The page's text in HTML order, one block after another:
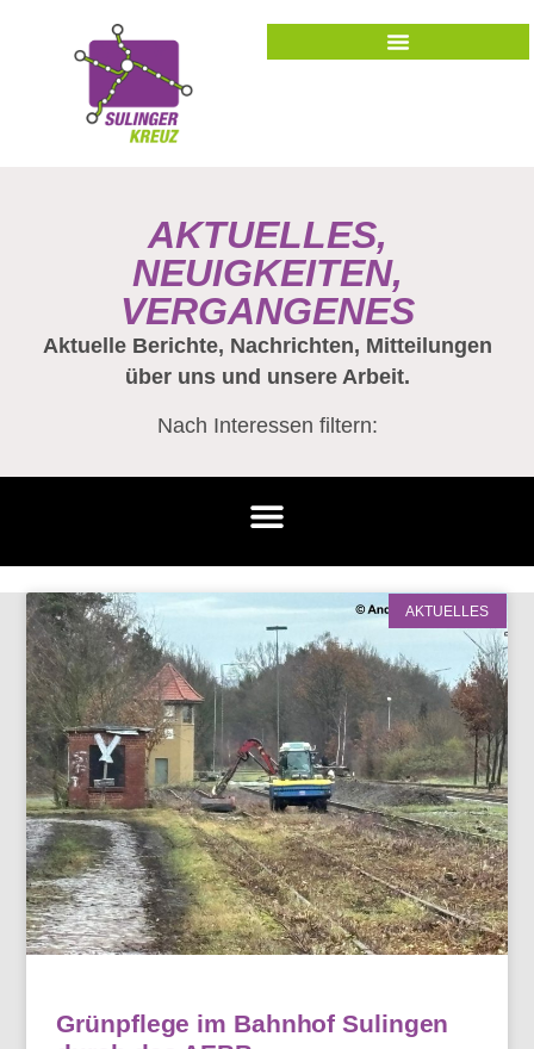
AKTUELLES,
NEUIGKEITEN,
VERGANGENES
Aktuelle Berichte, Nachrichten, Mitteilungen
über uns und unsere Arbeit.
Nach Interessen filtern:
AKTUELLES
Grünpflege im Bahnhof Sulingen